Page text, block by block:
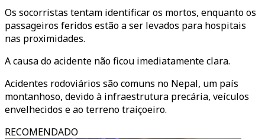
Os socorristas tentam identificar os mortos, enquanto os
passageiros feridos estão a ser levados para hospitais
nas proximidades.
A causa do acidente não ficou imediatamente clara.
Acidentes rodoviários são comuns no Nepal, um país
montanhoso, devido à infraestrutura precária, veículos
envelhecidos e ao terreno traiçoeiro.
RECOMENDADO